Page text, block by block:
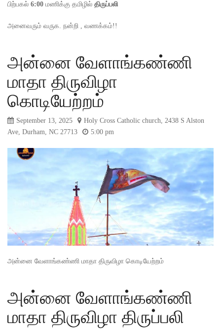
பிற்பகல் 6:00 மணிக்கு தமிழில் திருப்பலி
அனைவரும் வருக. நன்றி , வணக்கம்!!
அன்னை வேளாங்கண்ணி
மாதா திருவிழா
கொடியேற்றம்
September 13, 2025
Holy Cross Catholic church, 2438 S Alston
Ave, Durham, NC 27713
5:00 pm
அன்னை வேளாங்கண்ணி மாதா திருவிழா கொடியேற்றம்
அன்னை வேளாங்கண்ணி
மாதா திருவிழா திருப்பலி